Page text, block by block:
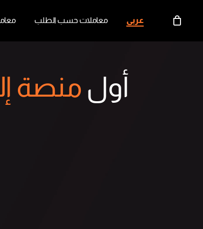
معاملات حسب الطلب عربي السلة
أولمنصة